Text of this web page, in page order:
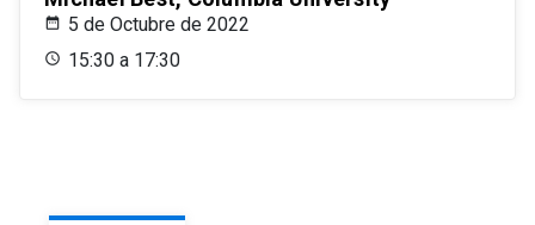
5 de Octubre de 2022
15:30 a 17:30